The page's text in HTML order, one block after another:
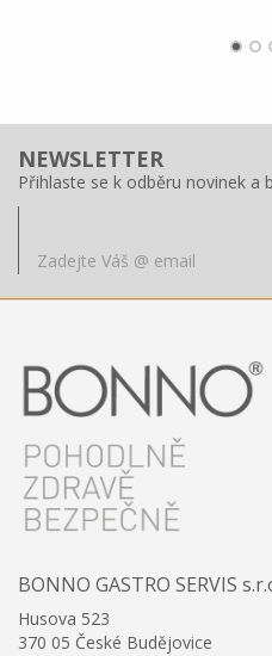
NEWSLETTER
Přihlaste se k odběru novinek a
BONNO GASTRO SERVIS
Husova 523
370 05 České Budějovice